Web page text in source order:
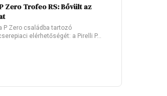
Zero Trofeo RS: Bővült az
P Zero családba tartozó
elérhetőségét: a Pirelli P…